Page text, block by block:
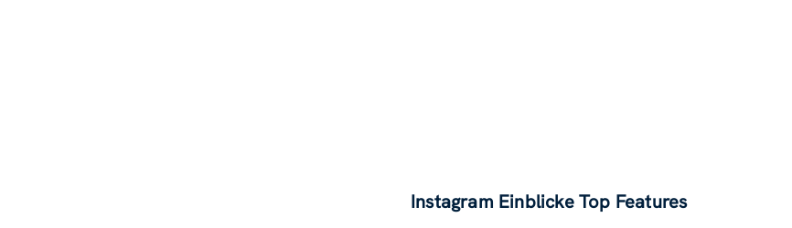
Instagram EinblickeTop Features